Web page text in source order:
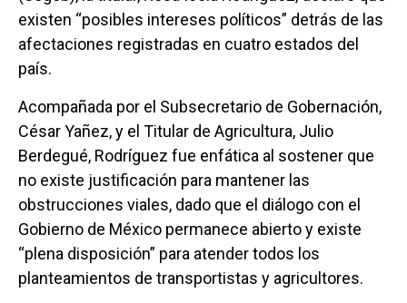
existen “posibles intereses políticos” detrás de las
afectaciones registradas en cuatro estados del
país.
Acompañada por el Subsecretario de Gobernación,
César Yañez, y el Titular de Agricultura, Julio
Berdegué, Rodríguez fue enfática al sostener que
no existe justificación para mantener las
obstrucciones viales, dado que el diálogo con el
Gobierno de México permanece abierto y existe
“plena disposición” para atender todos los
planteamientos de transportistas y agricultores.